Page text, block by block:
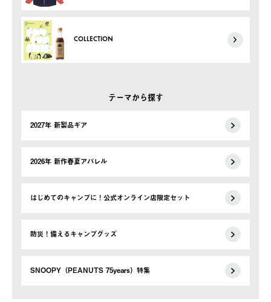
COLLECTION
テーマから探す
2027年 新製品ギア
2026年 新作春夏アパレル
はじめてのキャンプに！公式オンライン店限定セット
防災！備えるキャンプグッズ
SNOOPY（PEANUTS 75years）特集